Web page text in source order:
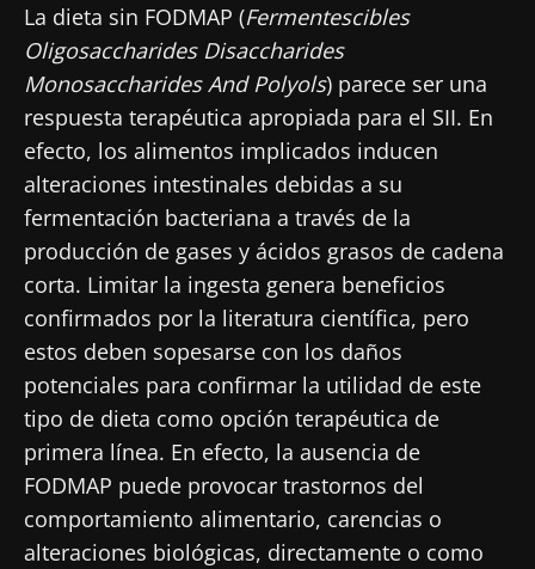
La dieta sin FODMAP (Fermentescibles
Oligosaccharides Disaccharides
Monosaccharides And Polyols) parece ser una
respuesta terapéutica apropiada para el SII. En
efecto, los alimentos implicados inducen
alteraciones intestinales debidas a su
fermentación bacteriana a través de la
producción de gases y ácidos grasos de cadena
corta. Limitar la ingesta genera beneficios
confirmados por la literatura científica, pero
estos deben sopesarse con los daños
potenciales para confirmar la utilidad de este
tipo de dieta como opción terapéutica de
primera línea. En efecto, la ausencia de
FODMAP puede provocar trastornos del
comportamiento alimentario, carencias o
alteraciones biológicas, directamente o como